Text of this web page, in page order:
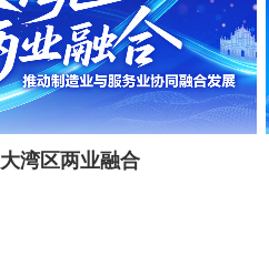
大湾区两业融合